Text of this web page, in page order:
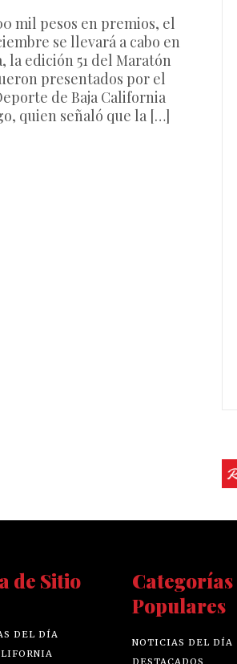
mil pesos en premios, el
se llevará a cabo en
la edición 51 del Maratón
presentados por el
de Baja California
quien señaló que la […]
de Sitio
DEL DÍA
Categorías
Populares
NOTICIAS DEL DÍA